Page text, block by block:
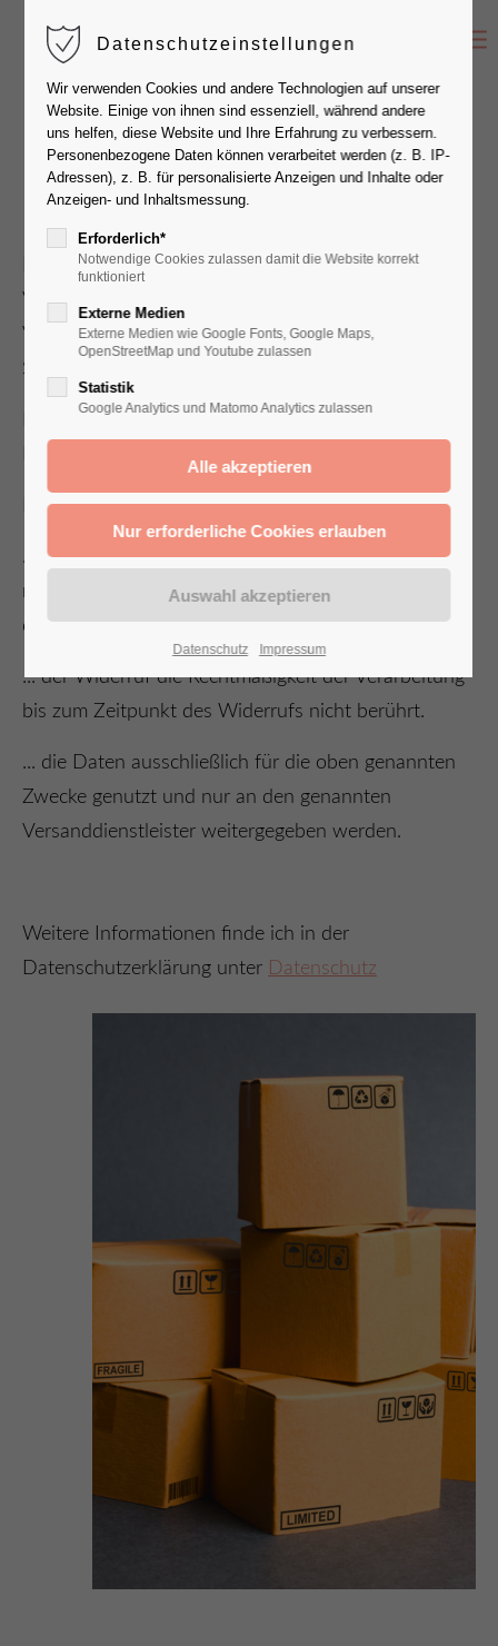
Der Eintrag "offcanvas-col1" existiert leider
nicht.
Der Eintrag "offcanvas-col2" existiert leider
nicht.
Der Eintrag "offcanvas-col3" existiert leider
nicht.
Der Eintrag "offcanvas-col4" existiert leider
nicht.
Versand & Datenschutz- DHL
Paketzustellung
Ich willige ein, dass meine E‑Mail-Adresse an den
Versanddienstleister DHL übermittelt wird, damit ich
Versand‑ und Zustellbenachrichtigungen sowie eine
Sendungsverfolgung (Tracking) erhalten kann.
Diese Verarbeitung erfolgt auf Grundlage meiner
Ich wurde darüber informiert, dass ...
... die Einwilligung freiwillig ist und ich sie jederzeit
mit Wirkung für die Zukunft per E‑Mail an:
datenschutz[at]beautygroup.de widerrufen kann.
... der Widerruf die Rechtmäßigkeit der Verarbeitung
bis zum Zeitpunkt des Widerrufs nicht berührt.
... die Daten ausschließlich für die oben genannten
Zwecke genutzt und nur an den genannten
Versanddienstleister weitergegeben werden.
Weitere Informationen finde ich in der
Datenschutzerklärung unter
Datenschutz
Datenschutzeinstellungen
Wir verwenden Cookies und andere Technologien auf unserer
Website. Einige von ihnen sind essenziell, während andere
uns helfen, diese Website und Ihre Erfahrung zu verbessern.
Personenbezogene Daten können verarbeitet werden (z. B. IP-
Adressen), z. B. für personalisierte Anzeigen und Inhalte oder
Anzeigen- und Inhaltsmessung.
Erforderlich*
Notwendige Cookies zulassen damit die Website korrekt
funktioniert
Externe Medien
Externe Medien wie Google Fonts, Google Maps,
OpenStreetMap und Youtube zulassen
Statistik
Google Analytics und Matomo Analytics zulassen
Datenschutz Impressum